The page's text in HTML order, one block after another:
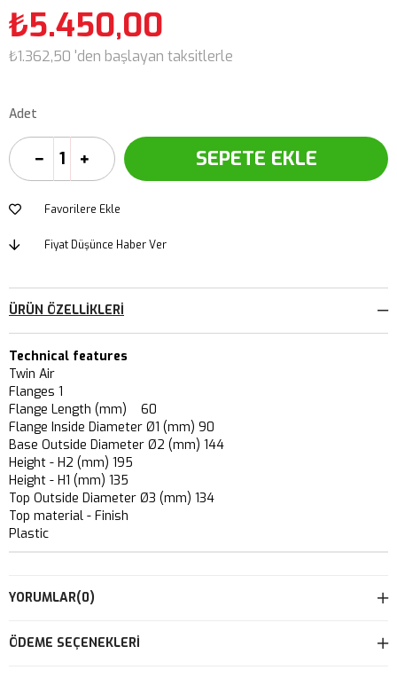
₺5.450,00
₺1.362,50 'den başlayan taksitlerle
Adet
Favorilere Ekle
Fiyat Düşünce Haber Ver
ÜRÜN ÖZELLIKLERI
Technical features
Twin Air
Flanges 1
Flange Length (mm) 60
Flange Inside Diameter Ø1 (mm) 90
Base Outside Diameter Ø2 (mm) 144
Height - H2 (mm) 195
Height - H1 (mm) 135
Top Outside Diameter Ø3 (mm) 134
Top material - Finish
Plastic
YORUMLAR(0)
ÖDEME SEÇENEKLERI